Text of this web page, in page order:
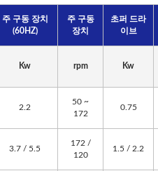
주 구동 장치
(60HZ)
주 구동
장치
초퍼 드라
이브
Kw rpm Kw
2.2
50 ~
172
0.75
3.7 / 5.5
172 /
120
1.5 / 2.2